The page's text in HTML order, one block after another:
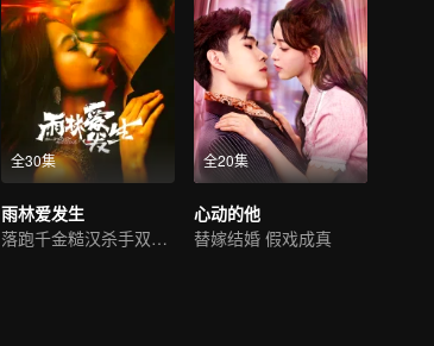
全30集
雨林爱发生
落跑千金糙汉杀手双向救赎
全20集
心动的他
替嫁结婚 假戏成真